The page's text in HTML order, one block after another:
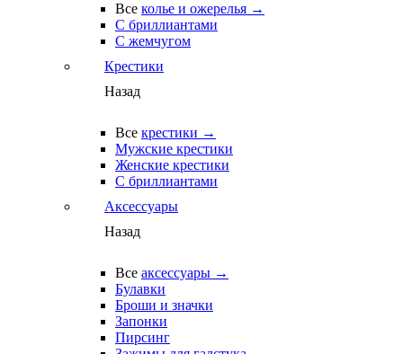
Все колье и ожерелья →
С бриллиантами
С жемчугом
Крестики
Назад
Все крестики →
Мужские крестики
Женские крестики
С бриллиантами
Аксессуары
Назад
Все аксессуары →
Булавки
Броши и значки
Запонки
Пирсинг